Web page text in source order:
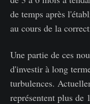
de temps après
au cours de la
Une partie de ces
d'investir à long
turbulences.
représentent plus